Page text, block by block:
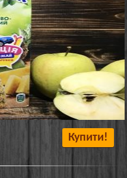
Купити!